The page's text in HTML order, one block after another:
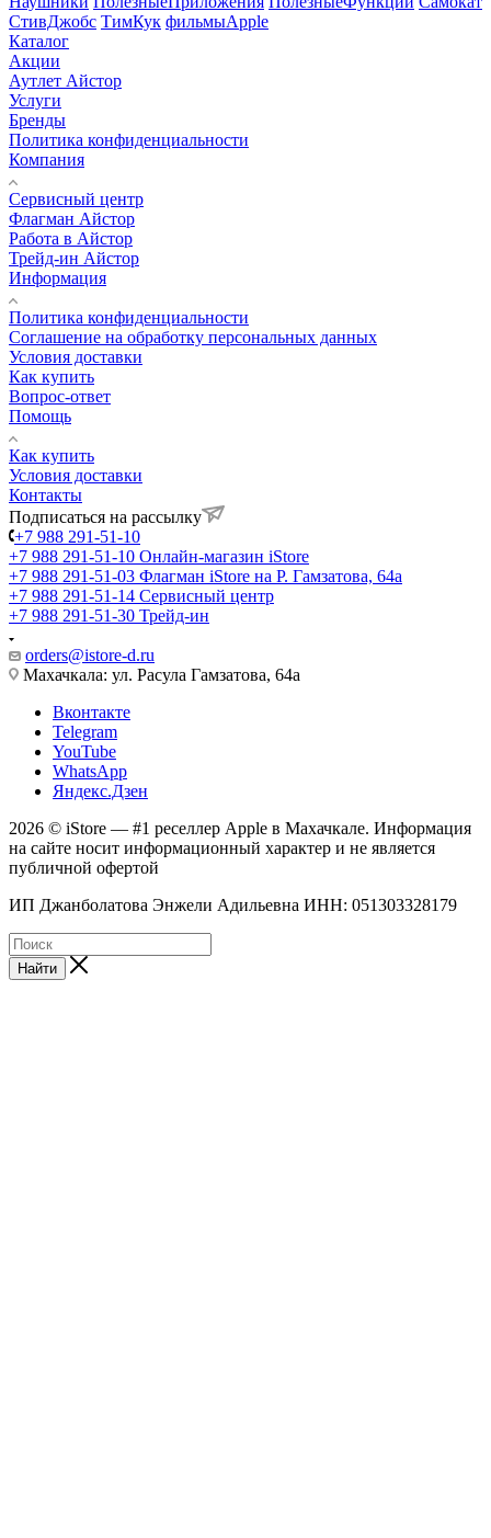
СтивДжобс ТимКук фильмыApple
Каталог
Акции
Аутлет Айстор
Услуги
Бренды
Политика конфиденциальности
Компания
Сервисный центр
Флагман Айстор
Работа в Айстор
Трейд-ин Айстор
Информация
Политика конфиденциальности
Соглашение на обработку персональных данных
Условия доставки
Как купить
Вопрос-ответ
Помощь
Как купить
Условия доставки
Контакты
Подписаться на рассылку
+7 988 291-51-10
+7 988 291-51-10 Онлайн-магазин iStore
+7 988 291-51-03 Флагман iStore на Р. Гамзатова, 64а
+7 988 291-51-14 Сервисный центр
+7 988 291-51-30 Трейд-ин
orders@istore-d.ru
Махачкала: ул. Расула Гамзатова, 64а
Вконтакте
Telegram
YouTube
WhatsApp
Яндекс.Дзен
2026 © iStore — #1 реселлер Apple в Махачкале. Информация
на сайте носит информационный характер и не является
публичной офертой
ИП Джанболатова Энжели Адильевна ИНН: 051303328179
Найти